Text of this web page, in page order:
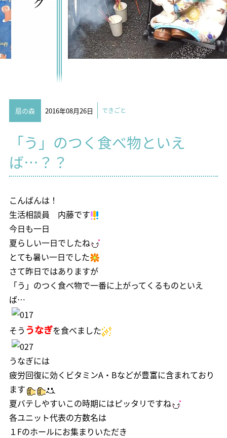
扇の森 2016年08月26日 できごと
「う」のつく食べ物といえ
ば…？？
こんばんは！
生活相談員 内藤です
今日も一日
夏らしい一日でしたね
とても暑い一日でした
さて昨日ではありますが
「う」のつく食べ物で一番に上がってくるものといえ
ば…
そう うなぎを食べました
うなぎには
疲労回復に効くビタミンA・Bなどが豊富に含まれており
ます
夏バテしやすいこの時期にはピッタリですね
各ユニット代表の方数名は
１Fのホールにお集まりいただき